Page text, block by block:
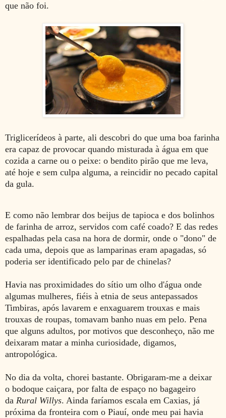
que não foi.
Triglicerídeos à parte, ali descobri do que uma boa farinha
era capaz de provocar quando misturada à água em que
cozida a carne ou o peixe: o bendito pirão que me leva,
até hoje e sem culpa alguma, a reincidir no pecado capital
da gula.
E como não lembrar dos beijus de tapioca e dos bolinhos
de farinha de arroz, servidos com café coado? E das redes
espalhadas pela casa na hora de dormir, onde o "dono" de
cada uma, depois que as lamparinas eram apagadas, só
poderia ser identificado pelo par de chinelas?
Havia nas proximidades do sítio um olho d'água onde
algumas mulheres, fiéis à etnia de seus antepassados
Timbiras, após lavarem e enxaguarem trouxas e mais
trouxas de roupas, tomavam banho nuas em pelo. Pena
que alguns adultos, por motivos que desconheço, não me
deixaram matar a minha curiosidade, digamos,
antropológica.
No dia da volta, chorei bastante. Obrigaram-me a deixar
o bodoque caiçara, por falta de espaço no bagageiro
da Rural Willys. Ainda faríamos escala em Caxias, já
próxima da fronteira com o Piauí, onde meu pai havia